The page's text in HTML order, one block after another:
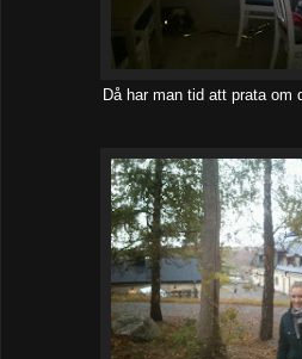
Då har man tid att prata om